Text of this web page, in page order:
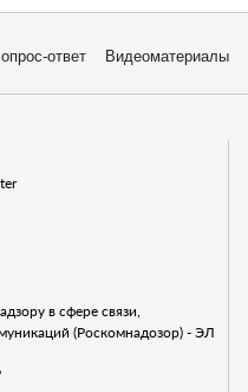
ответ Видеоматериалы
в сфере связи,
(Роскомнадозор) - ЭЛ